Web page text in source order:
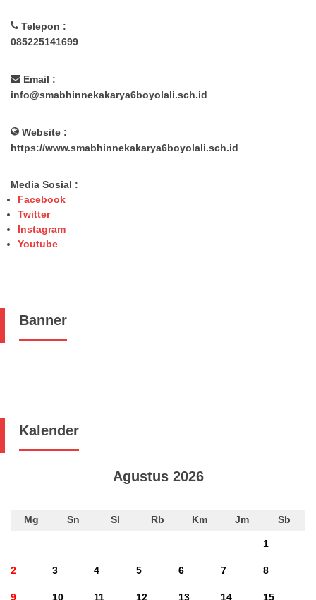
Telepon :
085225141699
Email :
info@smabhinnekakarya6boyolali.sch.id
Website :
https://www.smabhinnekakarya6boyolali.sch.id
Media Sosial :
Facebook
Twitter
Instagram
Youtube
Banner
Kalender
Agustus 2026
Mg Sn Sl Rb Km Jm Sb
1
2 3 4 5 6 7 8
9 10 11 12 13 14 15